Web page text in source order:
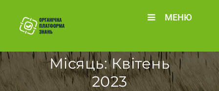
МЕНЮ
Місяць:Квітень
2023